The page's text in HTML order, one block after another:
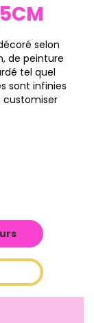
selon
de peinture
tel quel
sont infinies
à customiser